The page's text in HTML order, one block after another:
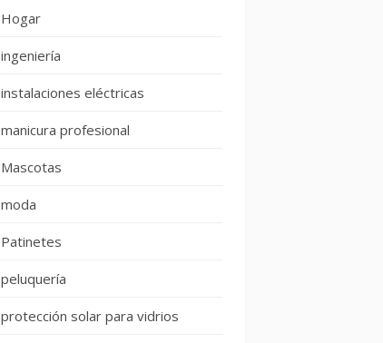
Hogar
ingeniería
instalaciones eléctricas
manicura profesional
Mascotas
moda
Patinetes
peluquería
protección solar para vidrios